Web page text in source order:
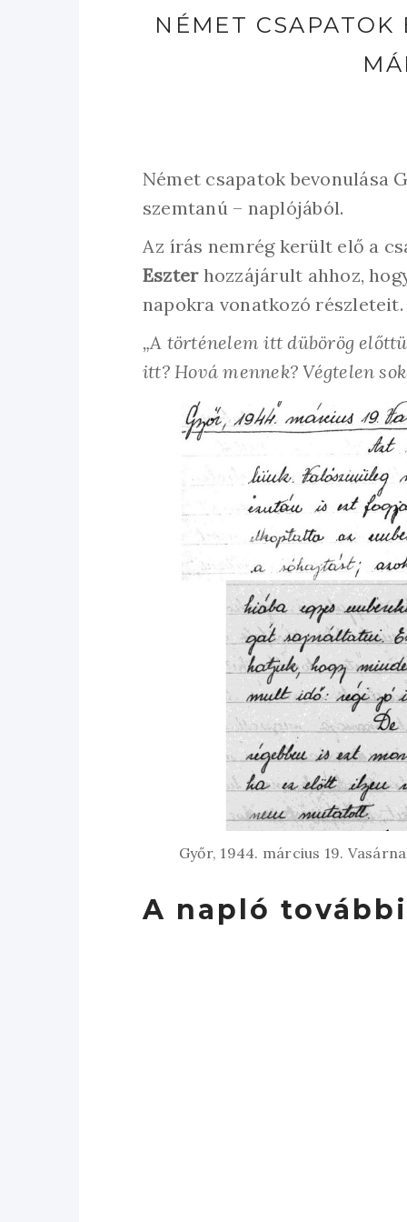
NÉMET CSAPATOK
Német csapatok bevonulása
szemtanú – naplójából.
Az írás nemrég került elő a
Eszterhozzájárult ahhoz,
napokra vonatkozó részleteit.
„A történelem itt dübörög
itt? Hová mennek? Végtelen
Győr, 1944. március 19.
A napló